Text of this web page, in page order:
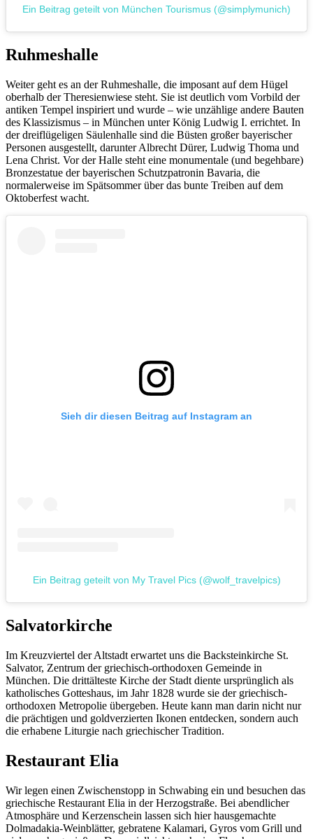
Ein Beitrag geteilt von München Tourismus (@simplymunich)
Ruhmeshalle
Weiter geht es an der Ruhmeshalle, die imposant auf dem Hügel
oberhalb der Theresienwiese steht. Sie ist deutlich vom Vorbild der
antiken Tempel inspiriert und wurde – wie unzählige andere Bauten
des Klassizismus – in München unter König Ludwig I. errichtet. In
der dreiflügeligen Säulenhalle sind die Büsten großer bayerischer
Personen ausgestellt, darunter Albrecht Dürer, Ludwig Thoma und
Lena Christ. Vor der Halle steht eine monumentale (und begehbare)
Bronzestatue der bayerischen Schutzpatronin Bavaria, die
normalerweise im Spätsommer über das bunte Treiben auf dem
Oktoberfest wacht.
Sieh dir diesen Beitrag auf Instagram an
Ein Beitrag geteilt von My Travel Pics (@wolf_travelpics)
Salvatorkirche
Im Kreuzviertel der Altstadt erwartet uns die Backsteinkirche St.
Salvator, Zentrum der griechisch-orthodoxen Gemeinde in
München. Die drittälteste Kirche der Stadt diente ursprünglich als
katholisches Gotteshaus, im Jahr 1828 wurde sie der griechisch-
orthodoxen Metropolie übergeben. Heute kann man darin nicht nur
die prächtigen und goldverzierten Ikonen entdecken, sondern auch
die erhabene Liturgie nach griechischer Tradition.
Restaurant Elia
Wir legen einen Zwischenstopp in Schwabing ein und besuchen das
griechische Restaurant Elia in der Herzogstraße. Bei abendlicher
Atmosphäre und Kerzenschein lassen sich hier hausgemachte
Dolmadakia-Weinblätter, gebratene Kalamari, Gyros vom Grill und